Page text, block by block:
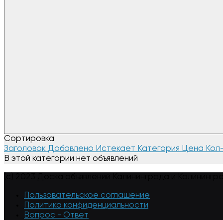
Сортировка
Заголовок Добавлено Истекает Категория Цена
В этой категории нет объявлений
Пользовательское соглашение
Политика конфиденциальности
Вопрос - Ответ